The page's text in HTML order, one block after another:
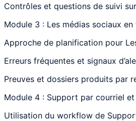
Contrôles et questions de suivi
Module 3 : Les médias sociaux
Approche de planification pour
Erreurs fréquentes et signaux
Preuves et dossiers produits par
Module 4 : Support par courriel
Utilisation du workflow de